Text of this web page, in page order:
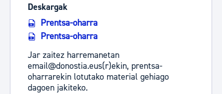
Deskargak
Prentsa-oharra
Prentsa-oharra
Jar zaitez harremanetan
email@donostia.eus(r)ekin, prentsa-
oharrarekin lotutako material gehiago
dagoen jakiteko.